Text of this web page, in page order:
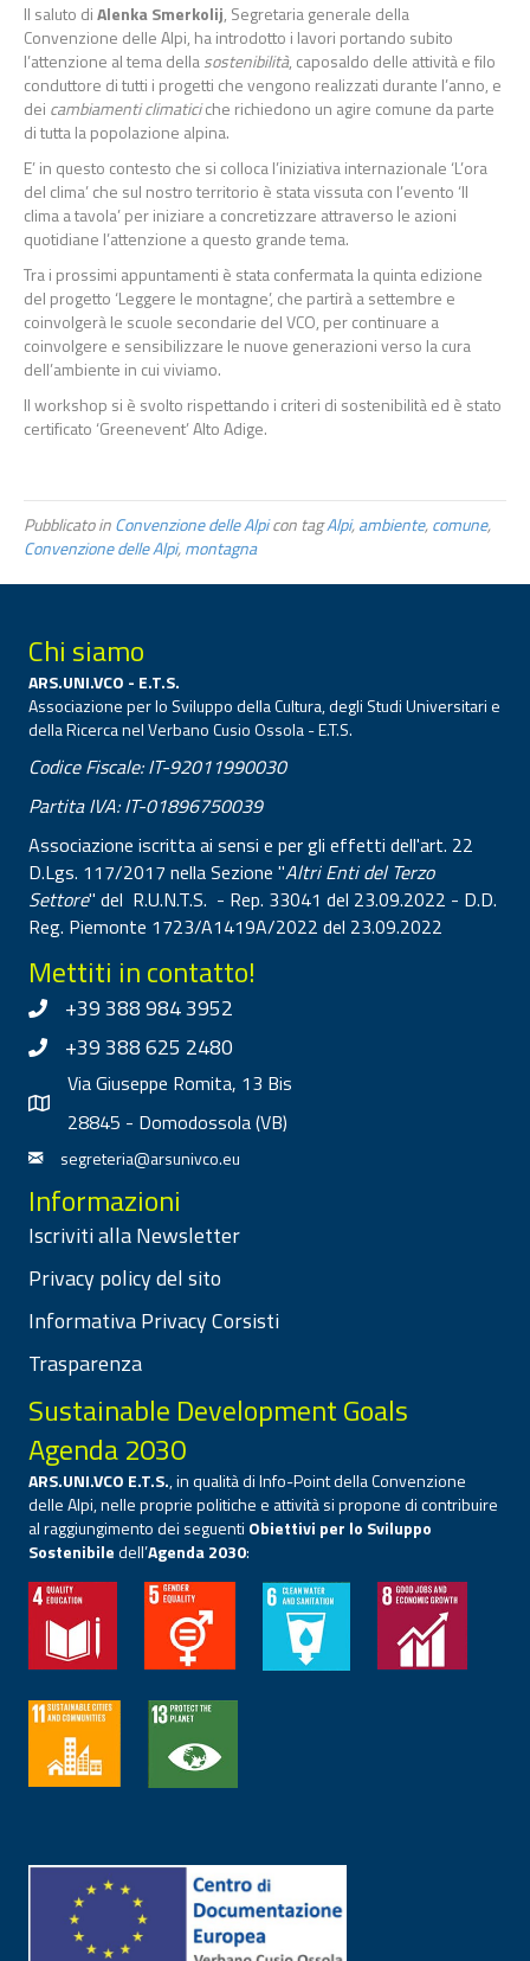
Il saluto diAlenka Smerkolij, Segretaria generale della
Convenzione delle Alpi, ha introdotto i lavori portando subito
l’attenzione al tema dellasostenibilità, caposaldo delle attività e filo
conduttore di tutti i progetti che vengono realizzati durante l’anno, e
dei cambiamenti climaticiche richiedono un agire comune da parte
di tutta la popolazione alpina.
E’ in questo contesto che si colloca l’iniziativa internazionale ‘L’ora
del clima’ che sul nostro territorio è stata vissuta con l’evento ‘Il
clima a tavola’ per iniziare a concretizzare attraverso le azioni
quotidiane l’attenzione a questo grande tema.
Tra i prossimi appuntamenti è stata confermata la quinta edizione
del progetto ‘Leggere le montagne’, che partirà a settembre e
coinvolgerà le scuole secondarie del VCO, per continuare a
coinvolgere e sensibilizzare le nuove generazioni verso la cura
dell’ambiente in cui viviamo.
Il workshop si è svolto rispettando i criteri di sostenibilità ed è stato
certificato ‘Greenevent’ Alto Adige.
Pubblicato inConvenzione delle Alpicon tagAlpi,ambiente,comune,
Convenzione delle Alpi,montagna
Chi siamo
ARS.UNI.VCO - E.T.S.
Associazione per lo Sviluppo della Cultura, degli Studi Universitari e
della Ricerca nel Verbano Cusio Ossola - E.T.S.
Codice Fiscale: IT-92011990030
Partita IVA: IT-01896750039
Associazione iscritta ai sensi e per gli effetti dell'art. 22
D.Lgs. 117/2017 nella Sezione "Altri Enti del Terzo
Settore" del R.U.N.T.S. - Rep. 33041 del 23.09.2022 - D.D.
Reg. Piemonte 1723/A1419A/2022 del 23.09.2022
Mettiti in contatto!
+39 388 984 3952
+39 388 625 2480
Via Giuseppe Romita, 13 Bis
28845 - Domodossola (VB)
segreteria@arsunivco.eu
Informazioni
Iscriviti alla Newsletter
Privacy policy del sito
Informativa Privacy Corsisti
Trasparenza
Sustainable Development Goals
Agenda 2030
ARS.UNI.VCO E.T.S., in qualità di Info-Point della Convenzione
delle Alpi, nelle proprie politiche e attività si propone di contribuire
al raggiungimento dei seguenti Obiettivi per lo Sviluppo
Sostenibiledell’Agenda 2030: